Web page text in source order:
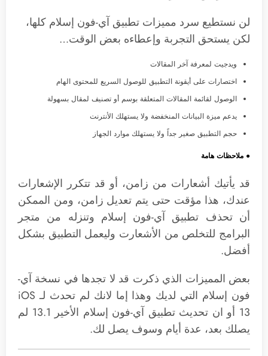
لن نستطيع سرد مميزات تطبيق آي-فون إسلام كلها،
لكن يستحق التجربة وإعطاءه بعض الوقت…
ويدجيت لمعرفة آخر المقالات
اختصارات على أيقونة التطبيق للوصول السريع للمحتوى الهام
الوصول لقائمة المقالات المتعلقة بوسم أو تصنيف لمقال بسهولة
يدعم ميزة البيانات المنخفضة ولا يستهلك الأنترنت
حجم التطبيق صغير جداً ولا يستهلك موارد الجهاز
● ملاحظات هامة
قد يأتيك أشعارات من زامن، أو قد تتكرر الإشعارات
عندك، هذا مؤقت حتى يتم تعديل زامن، ومن الممكن
أن تحذف تطبيق آي-فون إسلام وتنزله من متجر
البرامج للتخلص من الأشعارت وليعمل التطبيق بشكل
أفضل.
بعض المميزات الذي ذكرت قد لا تجدها في نسخة آي-
فون إسلام التي لديك وهذا إما لانك لم تحدث لـ iOS
13 أو ان تحديث تطبيق آي-فون إسلام الأخير 13.1 لم
يصلك بعد، عدة أيام وسوف يصل لك.